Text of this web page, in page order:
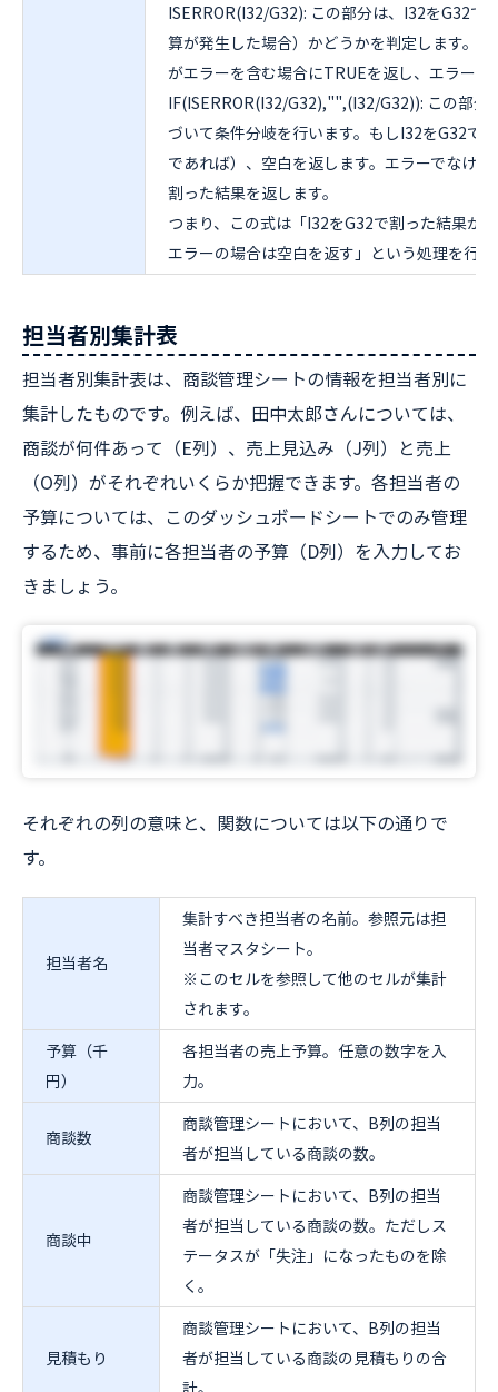
ISERROR(I32/G32): この部分は、I32をG32で
算が発生した場合）かどうかを判定します。
がエラーを含む場合にTRUEを返し、エラーが
IF(ISERROR(I32/G32),"",(I32/G32)): この部分
づいて条件分岐を行います。もしI32をG32で
であれば）、空白を返します。エラーでなけ
割った結果を返します。
つまり、この式は「I32をG32で割った結果が
エラーの場合は空白を返す」という処理を行
担当者別集計表
担当者別集計表は、商談管理シートの情報を担当者別に
集計したものです。例えば、田中太郎さんについては、
商談が何件あって（E列）、売上見込み（J列）と売上
（O列）がそれぞれいくらか把握できます。各担当者の
予算については、このダッシュボードシートでのみ管理
するため、事前に各担当者の予算（D列）を入力してお
きましょう。
それぞれの列の意味と、関数については以下の通りで
す。
担当者名
集計すべき担当者の名前。参照元は担
当者マスタシート。
※このセルを参照して他のセルが集計
されます。
予算（千
円）
各担当者の売上予算。任意の数字を入
力。
商談数
商談管理シートにおいて、B列の担当
者が担当している商談の数。
商談中
商談管理シートにおいて、B列の担当
者が担当している商談の数。ただしス
テータスが「失注」になったものを除
く。
見積もり
商談管理シートにおいて、B列の担当
者が担当している商談の見積もりの合
計。